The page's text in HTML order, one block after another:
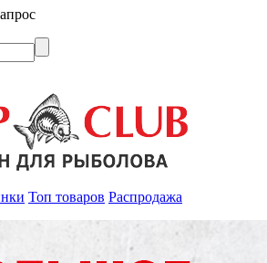
Топ товаров Распродажа